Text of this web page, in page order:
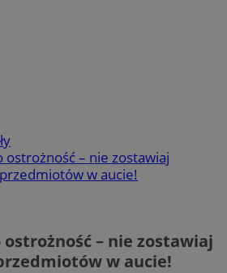
ostrożność – nie zostawiaj
w aucie!
– nie zostawiaj
w aucie!